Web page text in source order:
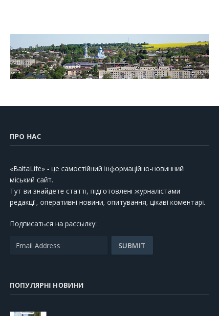
ПРО НАС
«BaltaLife» - це самостійний інформаційно-новинний
міський сайт.
Тут ви знайдете статті, підготовлені журналістами
редакції, оперативні новини, опитування, цікаві коментарі.
Подписаться на рассылку:
ПОПУЛЯРНІ НОВИНИ